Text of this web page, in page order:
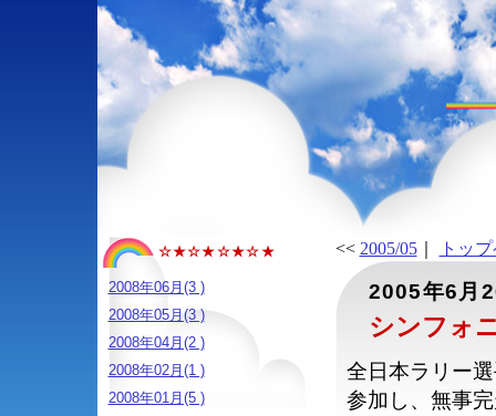
☆★☆★☆★☆★
2008年06月(3 )
2008年05月(3 )
2008年04月(2 )
2008年02月(1 )
2008年01月(5 )
<< 2005/05｜ トッ
2005年6月
シンフォ
全日本ラリー
参加し、無事